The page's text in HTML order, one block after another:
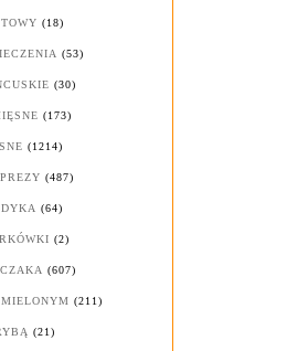
(18)
(53)
(30)
(173)
(1214)
(487)
(64)
(2)
(607)
(211)
(21)